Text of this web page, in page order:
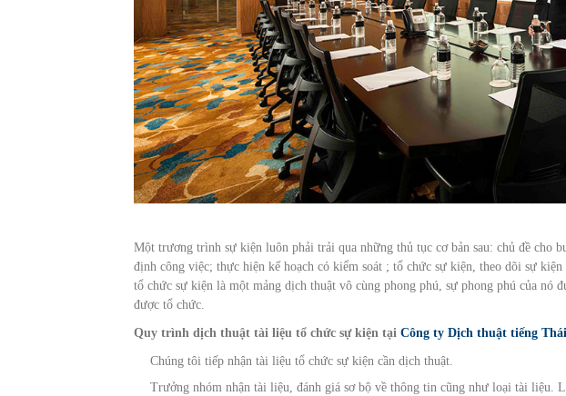
Một trương trình sự kiện luôn phải trải qua những thủ tục cơ bản sau: chủ đề cho
định công việc; thực hiện kế hoạch có kiểm soát ; tổ chức sự kiện, theo dõi sự
tổ chức sự kiện là một mảng dịch thuật vô cùng phong phú, sự phong phú của nó
được tổ chức.
Quy trình dịch thuật tài liệu tổ chức sự kiện tại Công ty Dịch thuật tiếng
Chúng tôi tiếp nhận tài liệu tổ chức sự kiện cần dịch thuật.
Trưởng nhóm nhận tài liệu, đánh giá sơ bộ về thông tin cũng như loại tài liệu.